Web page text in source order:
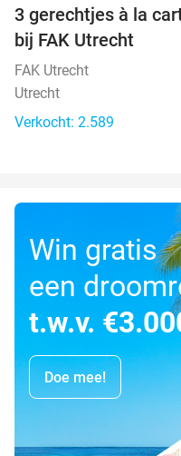
3 gerechtjes à la
bij FAK Utrecht
FAK Utrecht
Utrecht
Verkocht: 2.589
Win gratis
een
t.w.v.
Doe mee!